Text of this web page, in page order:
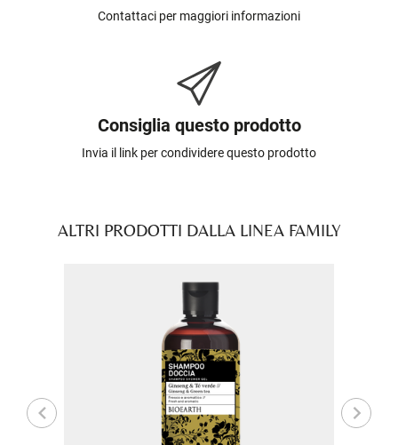
Contattaci per maggiori informazioni
Consiglia questo prodotto
Invia il link per condividere questo prodotto
ALTRI PRODOTTI DALLA LINEA FAMILY